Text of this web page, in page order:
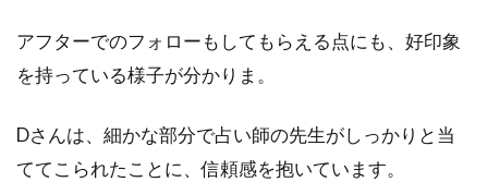
め
アフターでのフォローもしてもらえる点にも、好印象
を持っている様子が分かりま。
Dさんは、細かな部分で占い師の先生がしっかりと当
ててこられたことに、信頼感を抱いています。